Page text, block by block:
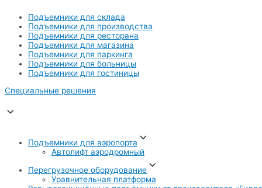
Подъемники для склада
Подъемники для производства
Подъемники для ресторана
Подъемники для магазина
Подъемники для паркинга
Подъемники для больницы
Подъемники для гостиницы
Специальные решения
Подъемники для аэропорта
Автолифт аэродромный
Перегрузочное оборудование
Уравнительная платформа